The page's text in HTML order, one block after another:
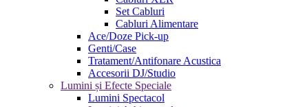
Set Cabluri
Cabluri Alimentare
Ace/Doze Pick-up
Genti/Case
Tratament/Antifonare Acustica
Accesorii DJ/Studio
Lumini și Efecte Speciale
Lumini Spectacol